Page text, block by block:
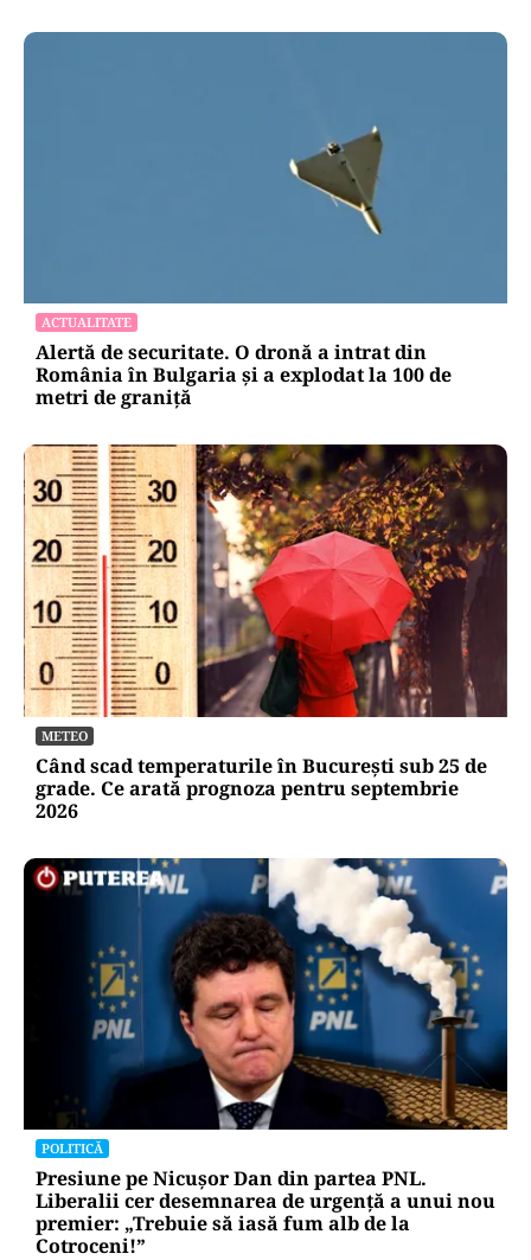
ACTUALITATE
Alertă de securitate. O dronă a intrat din
România în Bulgaria şi a explodat la 100 de
metri de graniţă
METEO
Când scad temperaturile în București sub 25 de
grade. Ce arată prognoza pentru septembrie
2026
POLITICĂ
Presiune pe Nicușor Dan din partea PNL.
Liberalii cer desemnarea de urgență a unui nou
premier: „Trebuie să iasă fum alb de la
Cotroceni!”